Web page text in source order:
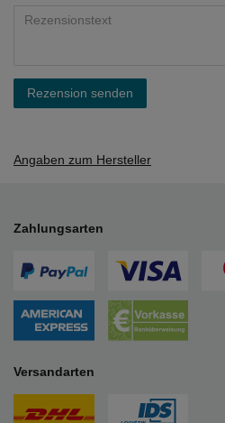
Rezension senden
Angaben zum Hersteller
Zahlungsarten
Versandarten